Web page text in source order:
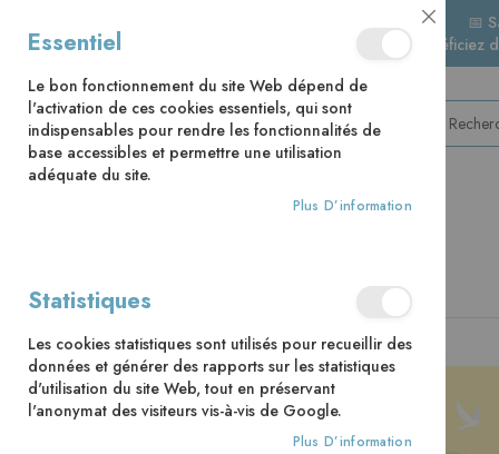
📅
🚚
to
the
end
of
Close
Cookie
Bar
Essentiel
Le bon fonctionnement du site Web dépend de
l'activation de ces cookies essentiels, qui sont
indispensables pour rendre les fonctionnalités de
base accessibles et permettre une utilisation
adéquate du site.
Plus D’information
Statistiques
Les cookies statistiques sont utilisés pour recueillir des
données et générer des rapports sur les statistiques
d'utilisation du site Web, tout en préservant
l'anonymat des visiteurs vis-à-vis de Google.
Plus D’information